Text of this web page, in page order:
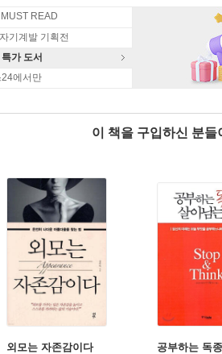
READ
기계발 기획전
가 도서
24에서만
이 책을 구입하신 분
외모는 자존감이다
공부하는 독